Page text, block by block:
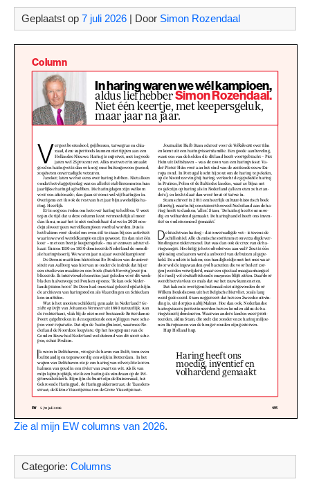
Geplaatst op 7 juli 2026 | Door Simon Rozendaal
Zie al mijn EW columns van 2026.
Categorie: Columns